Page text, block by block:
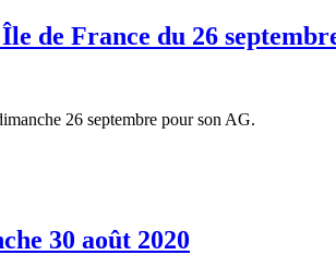
de France du 26
26 septembre pour son AG.
30 août 2020